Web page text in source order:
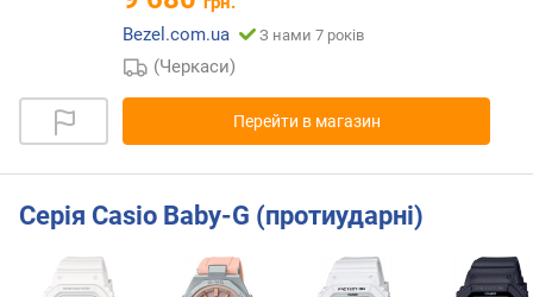
Bezel.com.ua
З нами 7 років
(Черкаси)
Перейти в магазин
Серія Casio Baby-G (протиударні)